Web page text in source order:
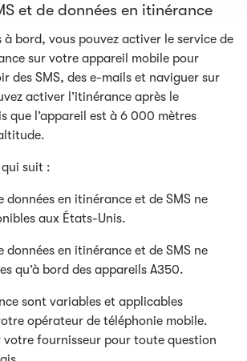
et de données en itinérance
à bord, vous pouvez activer le service de
sur votre appareil mobile pour
des SMS, des e-mails et naviguer sur
activer l’itinérance après le
que l’appareil est à 6 000 mètres
suit :
données en itinérance et de SMS ne
aux États-Unis.
données en itinérance et de SMS ne
qu’à bord des appareils A350.
sont variables et applicables
opérateur de téléphonie mobile.
votre fournisseur pour toute question